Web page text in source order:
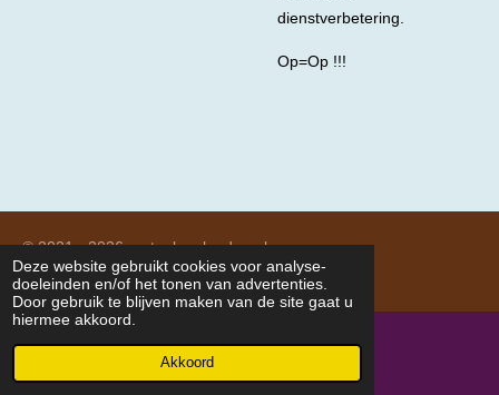
Deze website gebruikt cookies voor analyse-
doeleinden en/of het tonen van advertenties.
Door gebruik te blijven maken van de site gaat u
hiermee akkoord.
Akkoord
dienstverbetering.
Op=Op !!!
© 2021 - 2026 meteolagelanden.nl
Powered byJouwWeb